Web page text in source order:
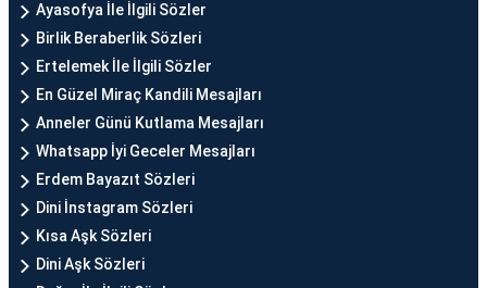
Ayasofya İle İlgili Sözler
Birlik Beraberlik Sözleri
Ertelemek İle İlgili Sözler
En Güzel Miraç Kandili Mesajları
Anneler Günü Kutlama Mesajları
Whatsapp İyi Geceler Mesajları
Erdem Bayazıt Sözleri
Dini İnstagram Sözleri
Kısa Aşk Sözleri
Dini Aşk Sözleri